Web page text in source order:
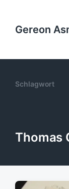
Gereon
Schlagwort
Thomas